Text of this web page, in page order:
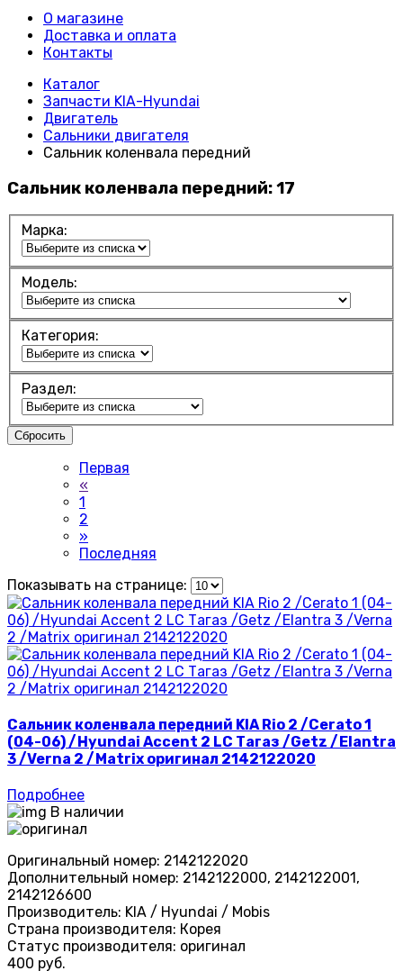
О магазине
Доставка и оплата
Контакты
Каталог
Запчасти KIA-Hyundai
Двигатель
Сальники двигателя
Сальник коленвала передний
Сальник коленвала передний:17
Марка:
Модель:
Категория:
Раздел:
Сбросить
Первая
«
1
2
»
Последняя
Показывать на странице:
Сальник коленвала передний KIA Rio 2 /Cerato 1
(04-06) /Hyundai Accent 2 LC Тагаз /Getz /Elantra
3 /Verna 2 /Matrix оригинал 2142122020
Подробнее
В наличии
Оригинальный номер: 2142122020
Дополнительный номер: 2142122000, 2142122001,
2142126600
Производитель: KIA / Hyundai / Mobis
Страна производителя: Корея
Статус производителя: оригинал
400 руб.